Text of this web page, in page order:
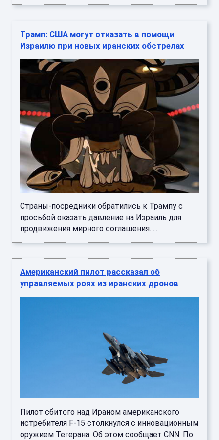
Трамп: США могут отказать в помощи
Израилю при новых иранских обстрелах
Страны-посредники обратились к Трампу с
просьбой оказать давление на Израиль для
продвижения мирного соглашения. ...
Американский пилот рассказал об
управляемых роях из иранских дронов
Пилот сбитого над Ираном американского
истребителя F-15 столкнулся с инновационным
оружием Тегерана. Об этом сообщает CNN. По